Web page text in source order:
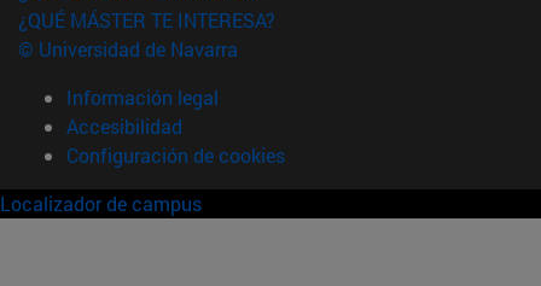
¿QUÉ MÁSTER TE INTERESA?
© Universidad de Navarra
Información legal
Accesibilidad
Configuración de cookies
Localizador de campus